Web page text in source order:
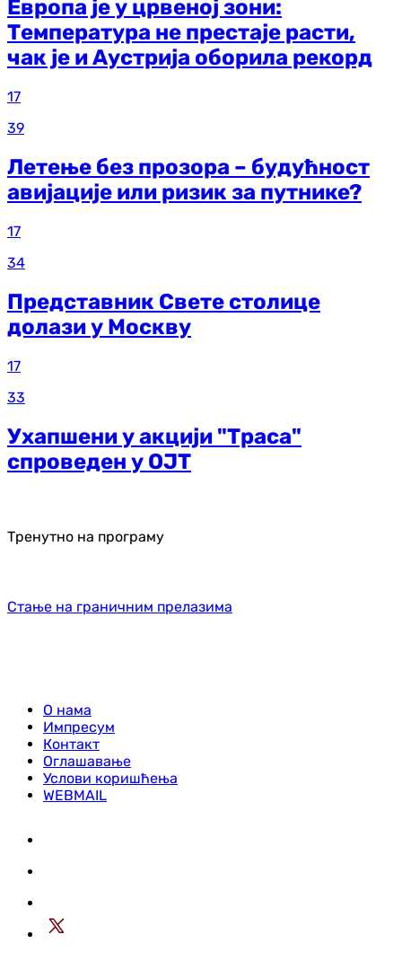
Европа је у црвеној зони:
Температура не престаје расти,
чак је и Аустрија оборила рекорд
17
39
Летење без прозора – будућност
авијације или ризик за путнике?
17
34
Представник Свете столице
долази у Москву
17
33
Ухапшени у акцији "Траса"
спроведен у ОЈТ
Тренутно на програму
Стање на граничним прелазима
О нама
Импресум
Контакт
Оглашавање
Услови коришћења
WEBMAIL